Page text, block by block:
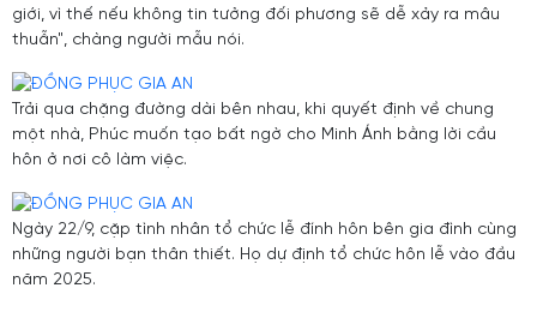
giới, vì thế nếu không tin tưởng đối phương sẽ dễ xảy ra mâu
thuẫn", chàng người mẫu nói.
Trải qua chặng đường dài bên nhau, khi quyết định về chung
một nhà, Phúc muốn tạo bất ngờ cho Minh Ánh bằng lời cầu
hôn ở nơi cô làm việc.
Ngày 22/9, cặp tình nhân tổ chức lễ đính hôn bên gia đình cùng
những người bạn thân thiết. Họ dự định tổ chức hôn lễ vào đầu
năm 2025.